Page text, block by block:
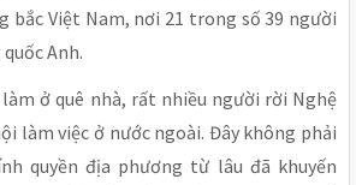
bắc Việt Nam, nơi 21 trong số 39 người
Anh.
ở quê nhà, rất nhiều người rời Nghệ
làm việc ở nước ngoài. Đây không phải
quyền địa phương từ lâu đã khuyến